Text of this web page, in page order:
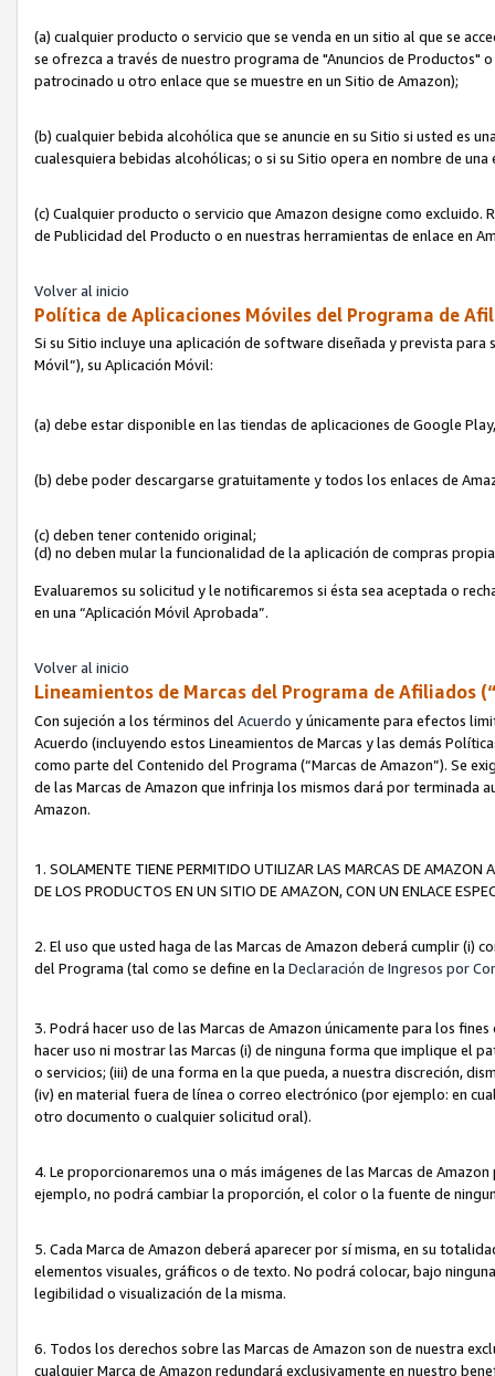
(a) cualquier producto o servicio que se venda en un sitio al que se
se ofrezca a través de nuestro programa de "Anuncios de Productos"
patrocinado u otro enlace que se muestre en un Sitio de Amazon);
(b) cualquier bebida alcohólica que se anuncie en su Sitio si usted es
cualesquiera bebidas alcohólicas; o si su Sitio opera en nombre de
(c) Cualquier producto o servicio que Amazon designe como excluido.
de Publicidad del Producto o en nuestras herramientas de enlace en
Volver al inicio
Política de Aplicaciones Móviles del Programa de
Si su Sitio incluye una aplicación de software diseñada y prevista
Móvil”), su Aplicación Móvil:
(a) debe estar disponible en las tiendas de aplicaciones de Google
(b) debe poder descargarse gratuitamente y todos los enlaces de
(c) deben tener contenido original;
(d) no deben mular la funcionalidad de la aplicación de compras
Evaluaremos su solicitud y le notificaremos si ésta sea aceptada o
en una “Aplicación Móvil Aprobada”.
Volver al inicio
Lineamientos de Marcas del Programa de Afiliados
Con sujeción a los términos del Acuerdo y únicamente para efectos
Acuerdo (incluyendo estos Lineamientos de Marcas y las demás
como parte del Contenido del Programa (“Marcas de Amazon”). Se
de las Marcas de Amazon que infrinja los mismos dará por terminada
Amazon.
1. SOLAMENTE TIENE PERMITIDO UTILIZAR LAS MARCAS DE
DE LOS PRODUCTOS EN UN SITIO DE AMAZON, CON UN ENLACE
2. El uso que usted haga de las Marcas de Amazon deberá cumplir (i)
del Programa (tal como se define en la Declaración de Ingresos por
3. Podrá hacer uso de las Marcas de Amazon únicamente para los
hacer uso ni mostrar las Marcas (i) de ninguna forma que implique el
o servicios; (iii) de una forma en la que pueda, a nuestra discreción,
(iv) en material fuera de línea o correo electrónico (por ejemplo: en
otro documento o cualquier solicitud oral).
4. Le proporcionaremos una o más imágenes de las Marcas de
ejemplo, no podrá cambiar la proporción, el color o la fuente de
5. Cada Marca de Amazon deberá aparecer por sí misma, en su
elementos visuales, gráficos o de texto. No podrá colocar, bajo
legibilidad o visualización de la misma.
6. Todos los derechos sobre las Marcas de Amazon son de nuestra
cualquier Marca de Amazon redundará exclusivamente en nuestro